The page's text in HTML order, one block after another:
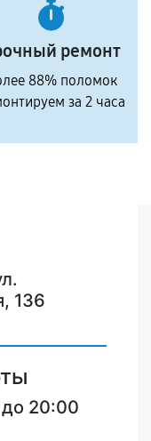
ремонт
88% поломок
за 2 часа
136
20:00